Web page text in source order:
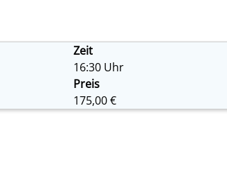
Zeit
16:30 Uhr
Preis
175,00 €